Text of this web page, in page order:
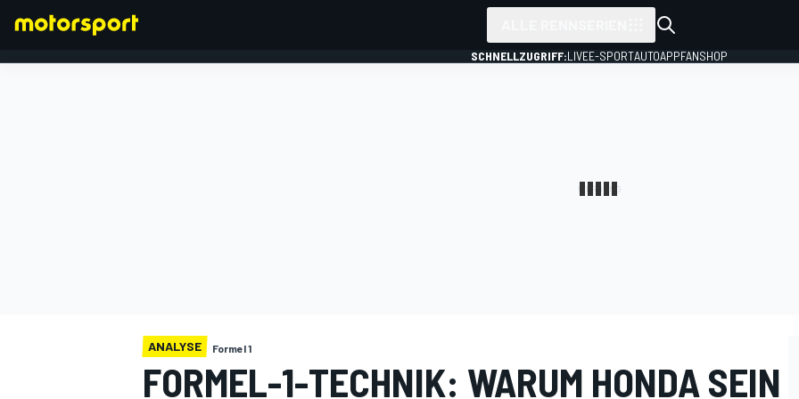
SCHNELLZUGRIFF:LIVEE-SPORTAUTOAPPFANSHOP
ANALYSE Formel 1
FORMEL-1-TECHNIK: WARUM HONDA SEIN